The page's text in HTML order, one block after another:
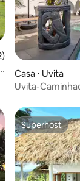
avaliação média
Casa ⋅ Uvita
Uvita-
Superhost
Superhost